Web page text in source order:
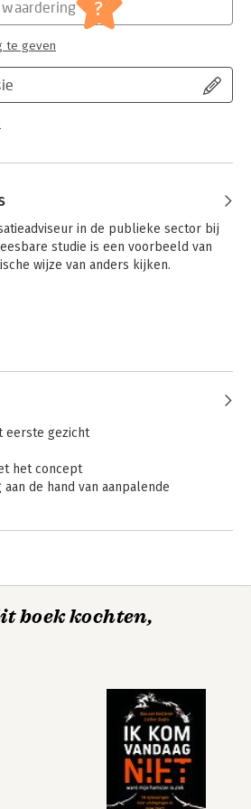
?
te geven
in de publieke sector bij
studie is een voorbeeld van
wijze van anders kijken.
eerste gezicht
het concept
de hand van aanpalende
in zeven vertellingen
boek kochten,